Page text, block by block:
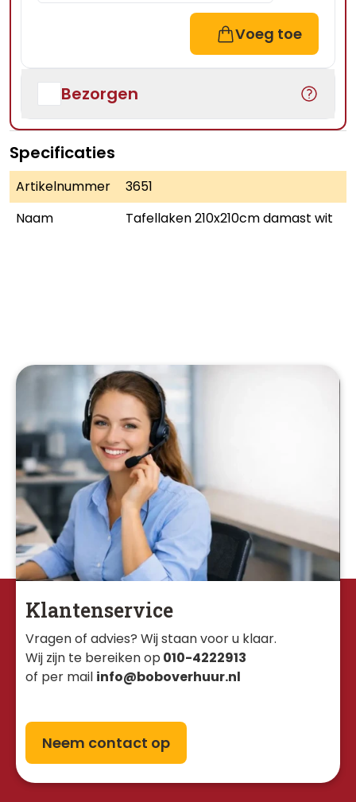
Voeg toe
Bezorgen
Specificaties
Artikelnummer
3651
Naam
Tafellaken 210x210cm damast wit
Klantenservice
Vragen of advies? Wij staan voor u klaar.
Wij zijn te bereiken op 010-4222913
of per mail info@boboverhuur.nl
Neem contact op